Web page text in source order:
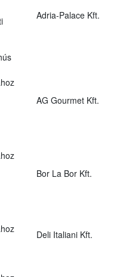
Adria-Palace Kft.
AG Gourmet Kft.
Bor La Bor Kft.
Deli Italiani Kft.